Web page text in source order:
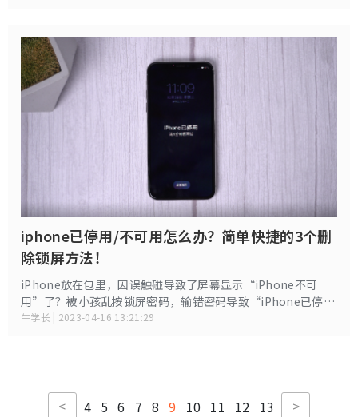
iphone已停用/不可用怎么办？简单快捷的3个删
除锁屏方法！
iPhone放在包里，因误触碰导致了屏幕显示“iPhone不可
用”了？被小孩乱按锁屏密码，输错密码导致“iPhone已停用
连接iTunes”！此时，iPhone锁屏密码忘记是无法重设或找
牛学长 | 2023-04-16 13:21:29
< 4 5 6 7 8 9 10 11 12 13 >